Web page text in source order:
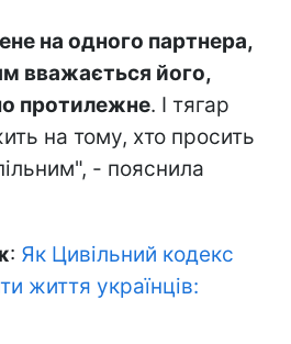
на одного партнера,
вважається його,
протилежне. І тягар
на тому, хто просить
- пояснила
: Як Цивільний кодекс
життя українців: